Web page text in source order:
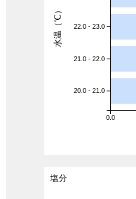
0.0
22.0 - 23.0
21.0 - 22.0
20.0 - 21.0
水温（℃）
塩分